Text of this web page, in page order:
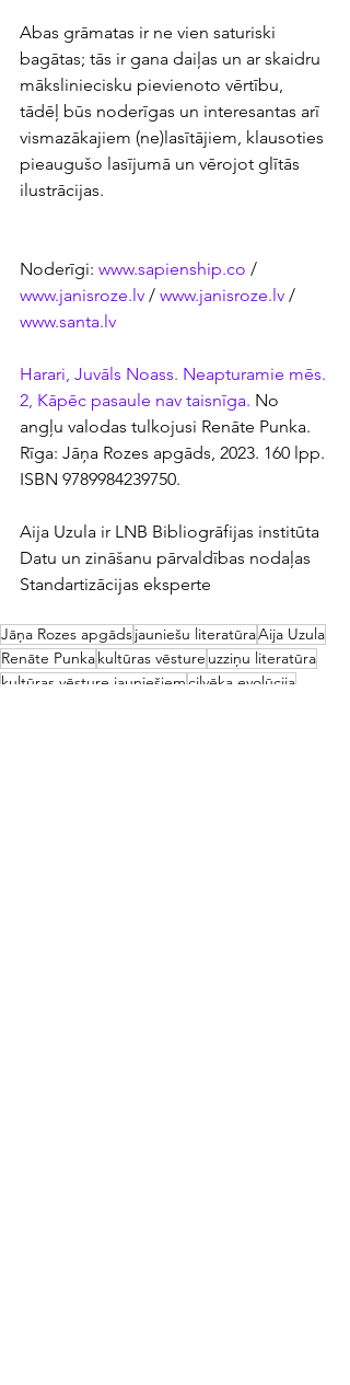
Abas grāmatas ir ne vien saturiski
bagātas; tās ir gana daiļas un ar skaidru
māksliniecisku pievienoto vērtību,
tādēļ būs noderīgas un interesantas arī
vismazākajiem (ne)lasītājiem, klausoties
pieaugušo lasījumā un vērojot glītās
ilustrācijas.
Noderīgi: www.sapienship.co /
www.janisroze.lv / www.janisroze.lv /
www.santa.lv
Harari, Juvāls Noass. Neapturamie mēs.
2, Kāpēc pasaule nav taisnīga. No
angļu valodas tulkojusi Renāte Punka.
Rīga: Jāņa Rozes apgāds, 2023. 160 lpp.
ISBN 9789984239750.
Aija Uzula ir LNB Bibliogrāfijas institūta
Datu un zināšanu pārvaldības nodaļas
Standartizācijas eksperte
Jāņa Rozes apgādsjauniešu literatūraAija Uzula
Renāte Punkakultūras vēsture uzziņu literatūra
kultūras vēsture jauniešiemcilvēka evolūcija